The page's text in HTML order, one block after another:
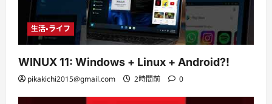
生活・ライフ
WINUX 11: Windows + Linux + Android?!
pikakichi2015@gmail.com 2時間前 0